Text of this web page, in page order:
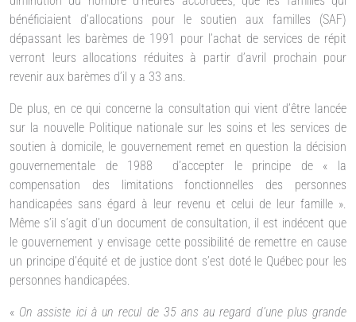
bénéficiaient d’allocations pour le soutien aux familles (SAF)
dépassant les barèmes de 1991 pour l’achat de services de répit
verront leurs allocations réduites à partir d’avril prochain pour
revenir aux barèmes d’il y a 33 ans.
De plus, en ce qui concerne la consultation qui vient d’être lancée
sur la nouvelle Politique nationale sur les soins et les services de
soutien à domicile, le gouvernement remet en question la décision
gouvernementale de 1988 d’accepter le principe de « la
compensation des limitations fonctionnelles des personnes
handicapées sans égard à leur revenu et celui de leur famille ».
Même s’il s’agit d’un document de consultation, il est indécent que
le gouvernement y envisage cette possibilité de remettre en cause
un principe d’équité et de justice dont s’est doté le Québec pour les
personnes handicapées.
« On assiste ici à un recul de 35 ans au regard d’une plus grande